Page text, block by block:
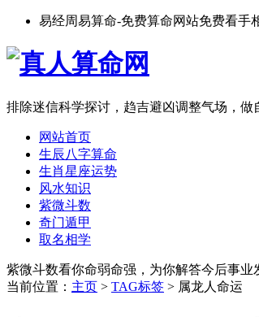
易经周易算命-免费算命网站免费看手
排除迷信科学探讨，趋吉避凶调整气场，做
网站首页
生辰八字算命
生肖星座运势
风水知识
紫微斗数
奇门遁甲
取名相学
紫微斗数看你命弱命强，为你解答今后事业
当前位置： 主页 > TAG标签 > 属龙人命运